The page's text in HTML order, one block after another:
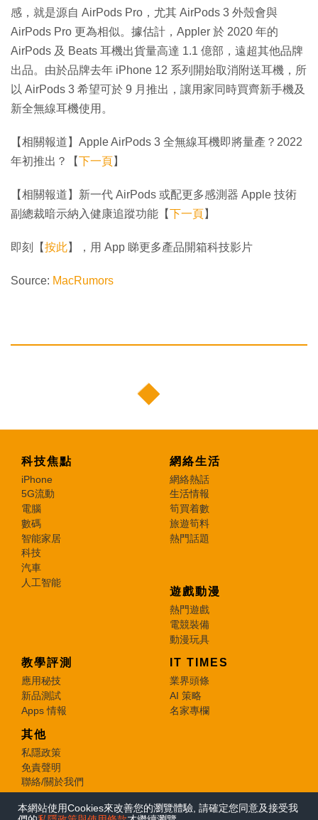
本網站使用Cookies來改善您的瀏覽體驗, 請確定您同意及接受我
感，就是源自 AirPods Pro，尤其 AirPods 3 外殼會與
AirPods Pro 更為相似。據估計，Appler 於 2020 年的
AirPods 及 Beats 耳機出貨量高達 1.1 億部，遠超其他品牌
出品。由於品牌去年 iPhone 12 系列開始取消附送耳機，所
以 AirPods 3 希望可於 9 月推出，讓用家同時買齊新手機及
新全無線耳機使用。
【相關報道】Apple AirPods 3 全無線耳機即將量產？2022
年初推出？【下一頁】
【相關報道】新一代 AirPods 或配更多感測器 Apple 技術
副總裁暗示納入健康追蹤功能【下一頁】
即刻【按此】，用 App 睇更多產品開箱科技影片
Source: MacRumors
科技焦點
iPhone
5G流動
電腦
數碼
智能家居
科技
汽車
人工智能
網絡生活
網絡熱話
生活情報
筍買着數
旅遊筍料
熱門話題
遊戲動漫
熱門遊戲
電競裝備
動漫玩具
教學評測
應用秘技
新品測試
Apps 情報
IT TIMES
業界頭條
AI 策略
名家專欄
其他
私隱政策
免責聲明
聯絡/關於我們
© 2026 e-zone. All Rights Reserved.